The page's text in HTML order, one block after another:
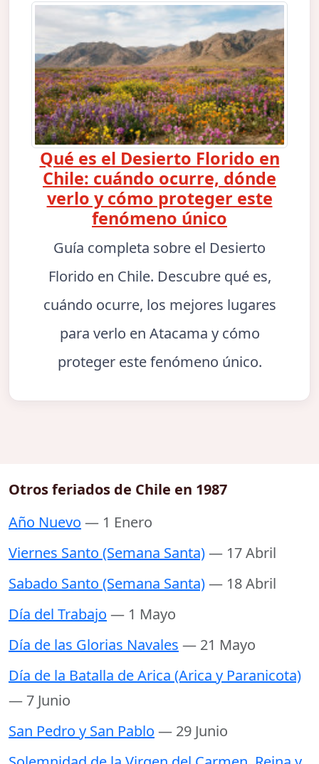
Qué es el Desierto Florido en
Chile: cuándo ocurre, dónde
verlo y cómo proteger este
fenómeno único
Guía completa sobre el Desierto
Florido en Chile. Descubre qué es,
cuándo ocurre, los mejores lugares
para verlo en Atacama y cómo
proteger este fenómeno único.
Otros feriados de Chile en 1987
Año Nuevo — 1 Enero
Viernes Santo (Semana Santa)— 17 Abril
Sabado Santo (Semana Santa)— 18 Abril
Día del Trabajo — 1 Mayo
Día de las Glorias Navales — 21 Mayo
Día de la Batalla de Arica (Arica y Paranicota)
— 7 Junio
San Pedro y San Pablo — 29 Junio